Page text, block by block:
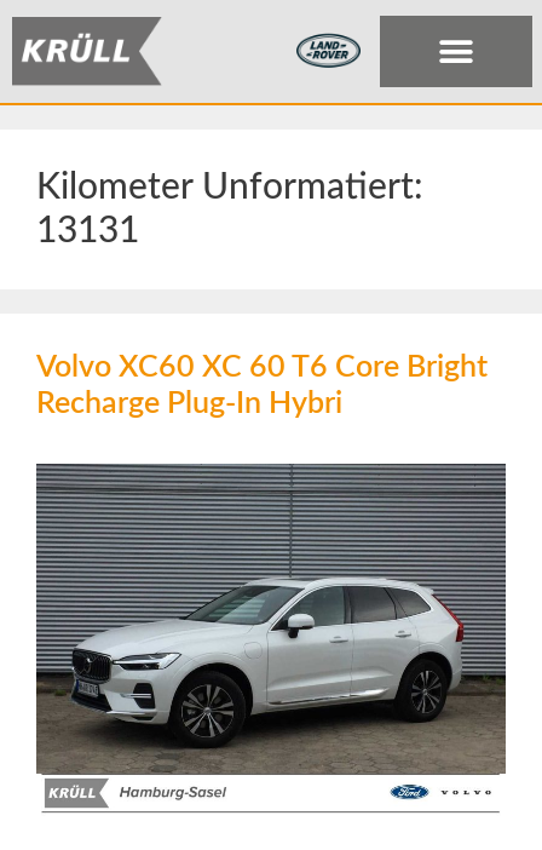
Kilometer Unformatiert:
13131
Volvo XC60 XC 60 T6 Core Bright
Recharge Plug-In Hybri